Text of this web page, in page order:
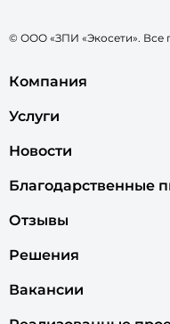
© ООО «ЗПИ «Экосети». Все
Компания
Услуги
Новости
Благодарственные
Отзывы
Решения
Вакансии